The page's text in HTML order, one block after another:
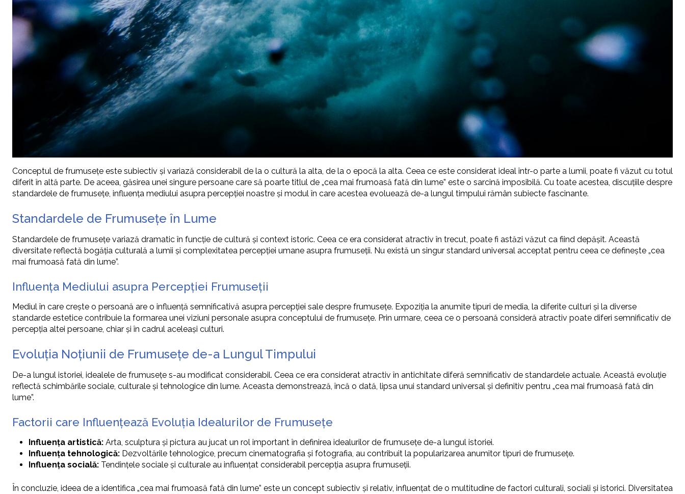
Conceptul de frumusețe este subiectiv și variază considerabil de la o cultură la alta, de la o epocă la alta. Ceea ce este considerat ideal într-o parte a lumii, poate fi văzut cu totul
diferit în altă parte. De aceea, găsirea unei singure persoane care să poarte titlul de „cea mai frumoasă fată din lume” este o sarcină imposibilă. Cu toate acestea, discuțiile despre
standardele de frumusețe, influența mediului asupra percepției noastre și modul în care acestea evoluează de-a lungul timpului rămân subiecte fascinante.
Standardele de Frumusețe în Lume
Standardele de frumusețe variază dramatic în funcție de cultură și context istoric. Ceea ce era considerat atractiv în trecut, poate fi astăzi văzut ca fiind depășit. Această
diversitate reflectă bogăția culturală a lumii și complexitatea percepției umane asupra frumuseții. Nu există un singur standard universal acceptat pentru ceea ce definește „cea
mai frumoasă fată din lume”.
Influența Mediului asupra Percepției Frumuseții
Mediul în care crește o persoană are o influență semnificativă asupra percepției sale despre frumusețe. Expoziția la anumite tipuri de media, la diferite culturi și la diverse
standarde estetice contribuie la formarea unei viziuni personale asupra conceptului de frumusețe. Prin urmare, ceea ce o persoană consideră atractiv poate diferi semnificativ de
percepția altei persoane, chiar și în cadrul aceleași culturi.
Evoluția Noțiunii de Frumusețe de-a Lungul Timpului
De-a lungul istoriei, idealele de frumusețe s-au modificat considerabil. Ceea ce era considerat atractiv în antichitate diferă semnificativ de standardele actuale. Această evoluție
reflectă schimbările sociale, culturale și tehnologice din lume. Aceasta demonstrează, încă o dată, lipsa unui standard universal și definitiv pentru „cea mai frumoasă fată din
lume”.
Factorii care Influențează Evoluția Idealurilor de Frumusețe
Influența artistică: Arta, sculptura și pictura au jucat un rol important în definirea idealurilor de frumusețe de-a lungul istoriei.
Influența tehnologică: Dezvoltările tehnologice, precum cinematografia și fotografia, au contribuit la popularizarea anumitor tipuri de frumusețe.
Influența socială: Tendințele sociale și culturale au influențat considerabil percepția asupra frumuseții.
În concluzie, ideea de a identifica „cea mai frumoasă fată din lume” este un concept subiectiv și relativ, influențat de o multitudine de factori culturali, sociali și istorici. Diversitatea